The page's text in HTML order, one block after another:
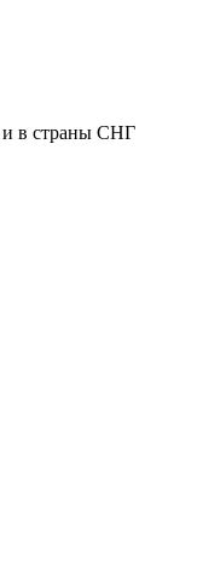
и в страны СНГ